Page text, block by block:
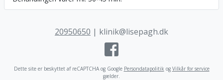
20950650 | klinik@lisepagh.dk
Dette site er beskyttet af reCAPTCHA og Google Persondatapolitik og Vilkår for service
gælder.